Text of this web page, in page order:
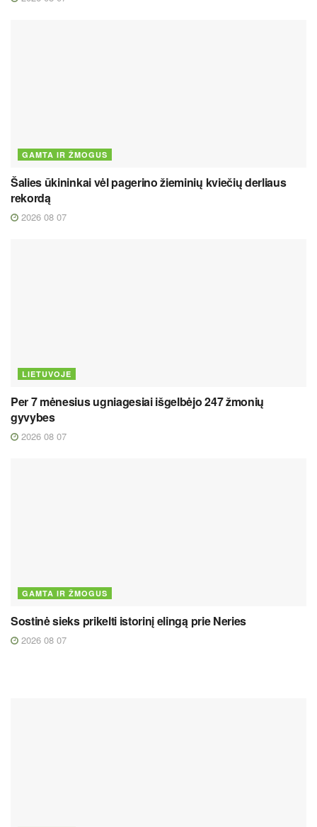
GAMTA IR ŽMOGUS
Šalies ūkininkai vėl pagerino žieminių kviečių derliaus
rekordą
2026 08 07
LIETUVOJE
Per 7 mėnesius ugniagesiai išgelbėjo 247 žmonių
gyvybes
2026 08 07
GAMTA IR ŽMOGUS
Sostinė sieks prikelti istorinį elingą prie Neries
2026 08 07